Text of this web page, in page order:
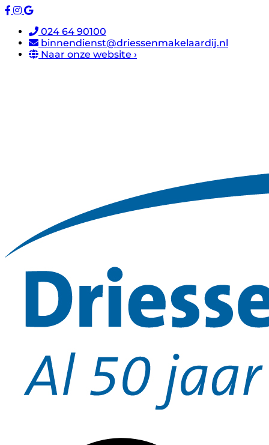
024 64 90100
binnendienst@driessenmakelaardij.nl
Naar onze website ›